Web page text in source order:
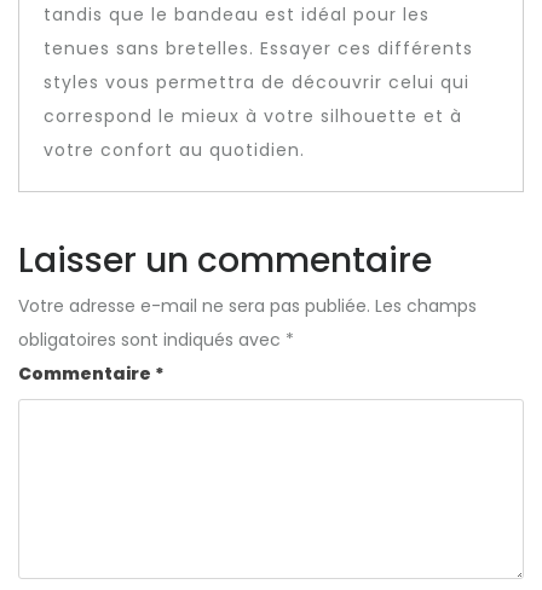
tandis que le bandeau est idéal pour les
tenues sans bretelles. Essayer ces différents
styles vous permettra de découvrir celui qui
correspond le mieux à votre silhouette et à
votre confort au quotidien.
Laisser un commentaire
Votre adresse e-mail ne sera pas publiée. Les champs
obligatoires sont indiqués avec *
Commentaire *